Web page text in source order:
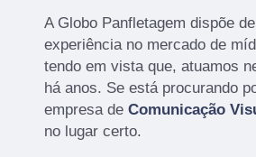
A Globo Panfletagem dispõe
experiência no mercado de
tendo em vista que, atuamos
há anos. Se está procurando
empresa deComunicação
no lugar certo.